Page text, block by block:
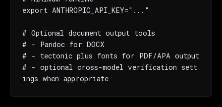
export ANTHROPIC_API_KEY="..."
# Optional document output tools
# - Pandoc for DOCX
# - tectonic plus fonts for PDF/APA output
# - optional cross-model verification sett
ings when appropriate